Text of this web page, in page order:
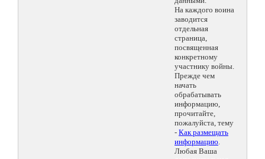
На каждого воина
заводится
отдельная
страница,
посвященная
конкретному
участнику войны.
Прежде чем
начать
обрабатывать
информацию,
прочитайте,
пожалуйста, тему
- Как размещать
информацию.
Любая Ваша